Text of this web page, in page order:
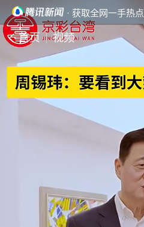
· 获取全网一手热点
首页 视频